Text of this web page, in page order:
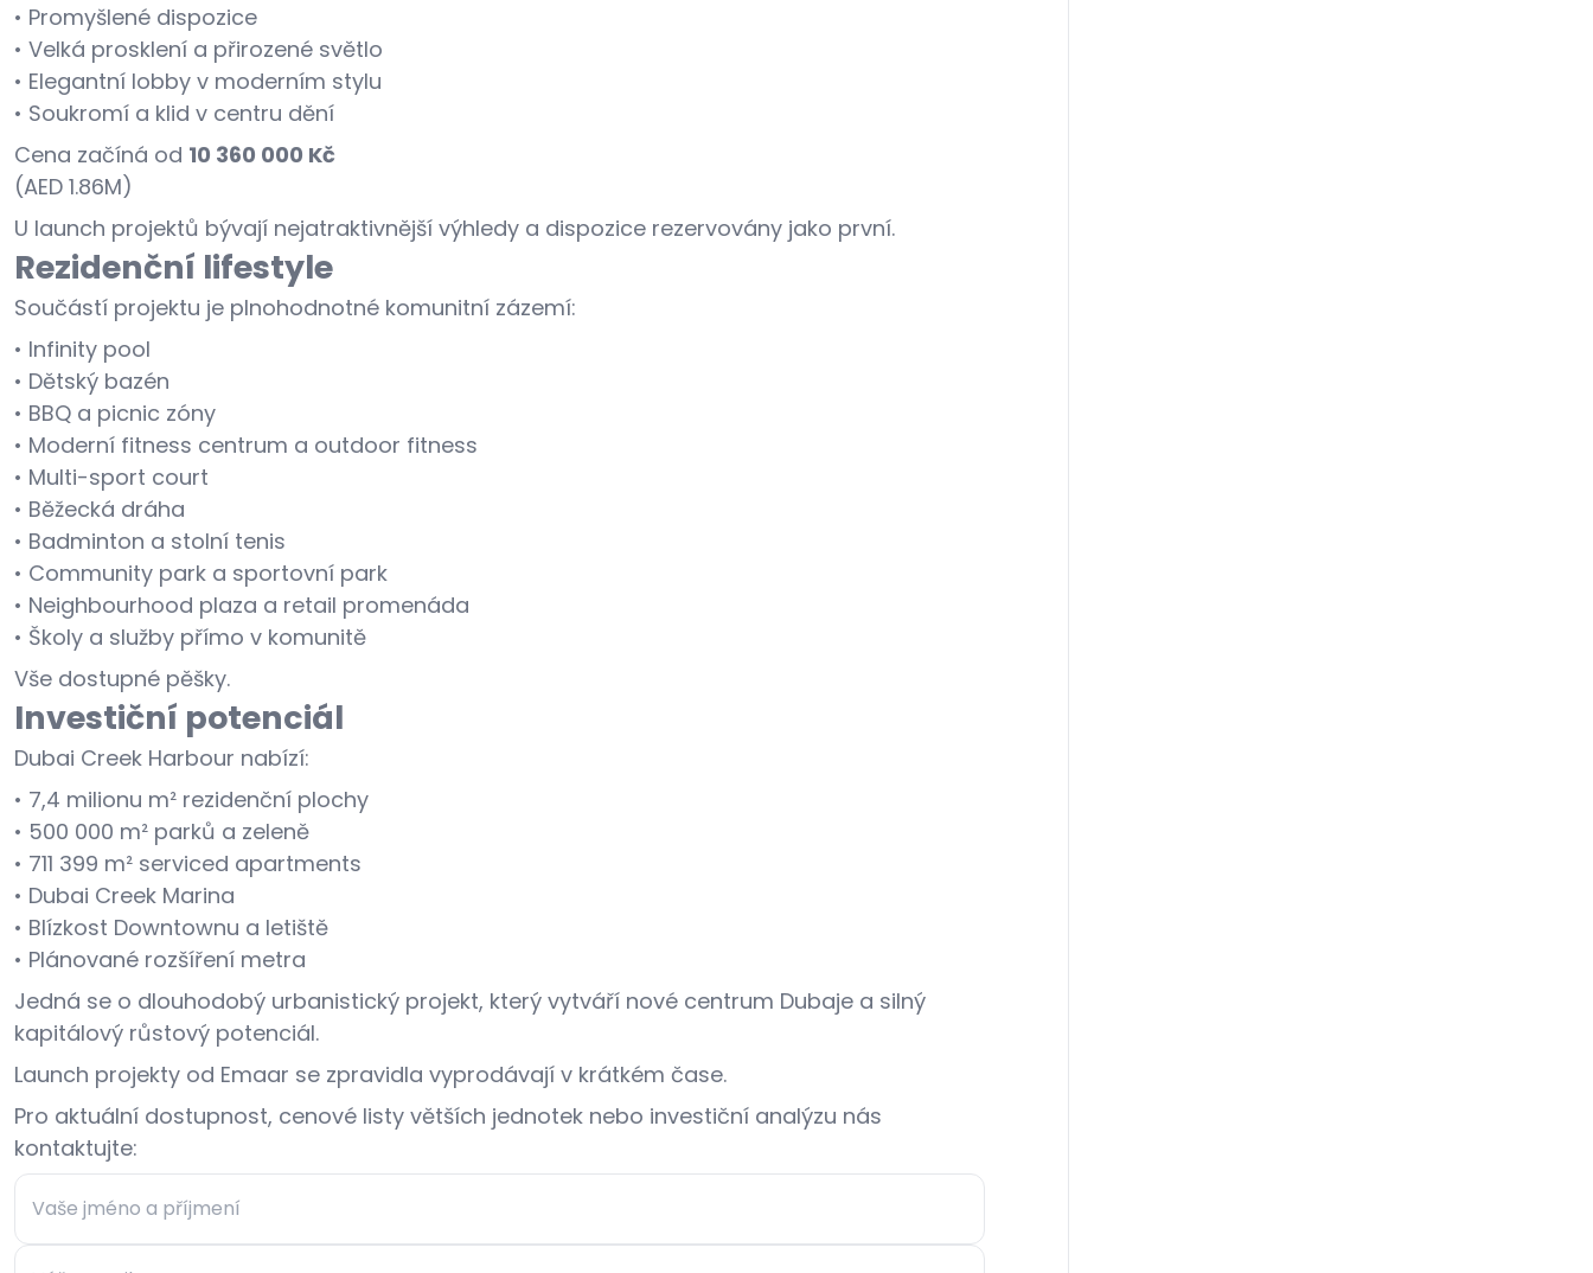
• Promyšlené dispozice
• Velká prosklení a přirozené světlo
• Elegantní lobby v moderním stylu
• Soukromí a klid v centru dění
Cena začíná od 10 360 000 Kč
(AED 1.86M)
U launch projektů bývají nejatraktivnější výhledy a dispozice rezervovány jako první.
Rezidenční lifestyle
Součástí projektu je plnohodnotné komunitní zázemí:
• Infinity pool
• Dětský bazén
• BBQ a picnic zóny
• Moderní fitness centrum a outdoor fitness
• Multi-sport court
• Běžecká dráha
• Badminton a stolní tenis
• Community park a sportovní park
• Neighbourhood plaza a retail promenáda
• Školy a služby přímo v komunitě
Vše dostupné pěšky.
Investiční potenciál
Dubai Creek Harbour nabízí:
• 7,4 milionu m² rezidenční plochy
• 500 000 m² parků a zeleně
• 711 399 m² serviced apartments
• Dubai Creek Marina
• Blízkost Downtownu a letiště
• Plánované rozšíření metra
Jedná se o dlouhodobý urbanistický projekt, který vytváří nové centrum Dubaje a silný
kapitálový růstový potenciál.
Launch projekty od Emaar se zpravidla vyprodávají v krátkém čase.
Pro aktuální dostupnost, cenové listy větších jednotek nebo investiční analýzu nás
kontaktujte: